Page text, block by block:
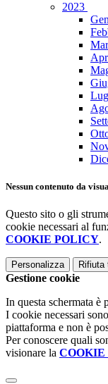
2023
Nessun contenuto da
Questo sito o gli
cookie necessari al
COOKIE POLICY.
Personalizza Rifiuta
Gestione cookie
In questa schermata è
I cookie necessari
piattaforma e non è
Per conoscere quali
visionare la